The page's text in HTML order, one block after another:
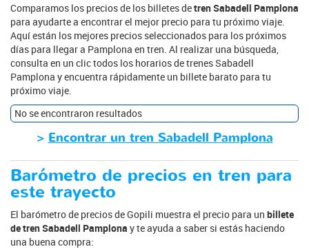
Comparamos los precios de los billetes detren Sabadell Pamplona
para ayudarte a encontrar el mejor precio para tu próximo viaje.
Aquí están los mejores precios seleccionados para los próximos
días para llegar a Pamplona en tren. Al realizar una búsqueda,
consulta en un clic todos los horarios de trenes Sabadell
Pamplona y encuentra rápidamente un billete barato para tu
próximo viaje.
No se encontraron resultados
> Encontrar un tren Sabadell Pamplona
Barómetro de precios en tren para
este trayecto
El barómetro de precios de Gopili muestra el precio para un billete
de tren Sabadell Pamplona y te ayuda a saber si estás haciendo
una buena compra: